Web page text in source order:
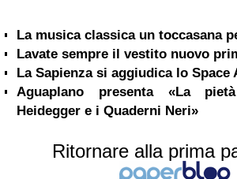
La musica classica un toccasana
Lavate sempre il vestito nuovo
La Sapienza si aggiudica lo Space
Aguaplano presenta «La
Heidegger e i Quaderni Neri»
Ritornare alla prima